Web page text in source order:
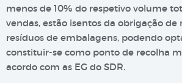
menos de 10% do respetivo volume
vendas, estão isentos da obrigação de
resíduos de embalagens, podendo
constituir-se como ponto de recolha
acordo com as EG do SDR.